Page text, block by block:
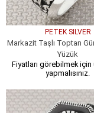
PETEK SILVER
Markazit Taşlı Toptan
Yüzük
Fiyatları görebilmek
yapmalısınız.